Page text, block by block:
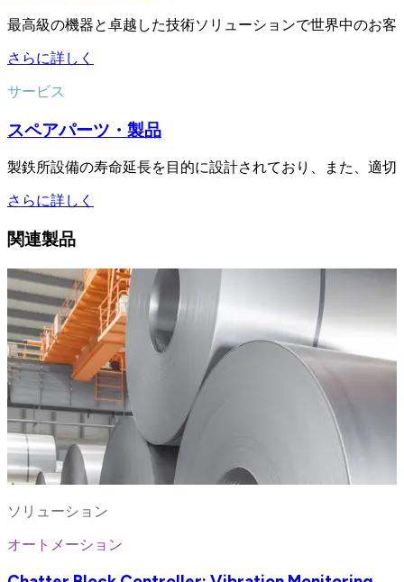
最高級の機器と卓越した技術ソリューションで世界中のお客
さらに詳しく
サービス
スペアパーツ・製品
製鉄所設備の寿命延長を目的に設計されており、また、適
さらに詳しく
関連製品
ソリューション
オートメーション